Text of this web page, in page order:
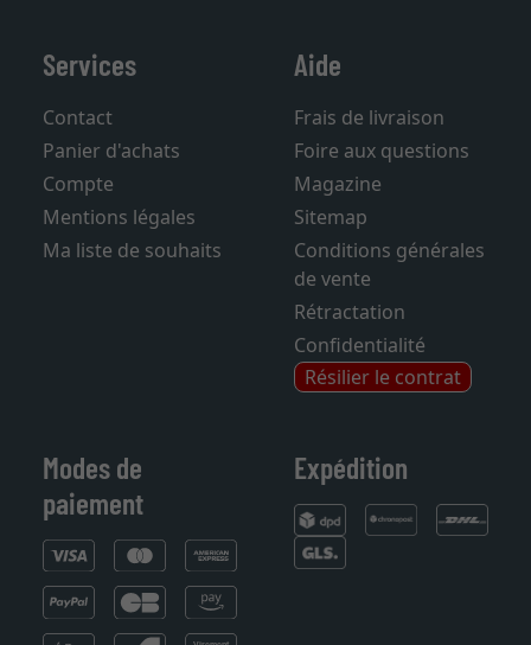
Services
Contact
Panier d'achats
Compte
Mentions légales
Aide
Frais de livraison
Foire aux questions
Magazine
Sitemap
Conditions générales
de vente
Rétractation
Confidentialité
Résilier le contrat
Modes de
paiement
Expédition